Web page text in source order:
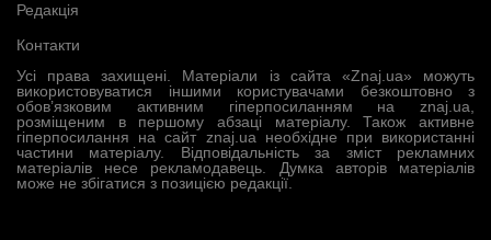
Усі права захищені. Матеріали із сайта «Znaj.ua» можуть
використовуватися іншими користувачами безкоштовно з
обов’язковим активним гіперпосиланням на znaj.ua,
розміщеним в першому абзаці матеріалу. Також активне
гіперпосилання на сайт znaj.ua необхідне при використанні
частини матеріалу. Відповідальність за зміст рекламних
матеріалів несе рекламодавець. Думка авторів матеріалів
може не збігатися з позицією редакції.
Редакція
Контакти